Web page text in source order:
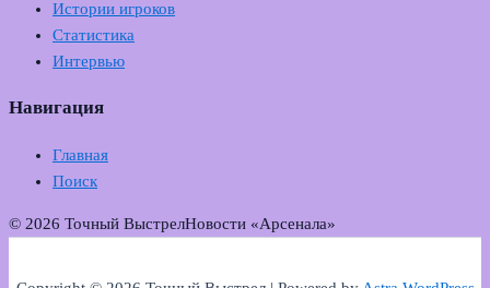
Истории игроков
Статистика
Интервью
Навигация
Главная
Поиск
© 2026 Точный ВыстрелНовости «Арсенала»